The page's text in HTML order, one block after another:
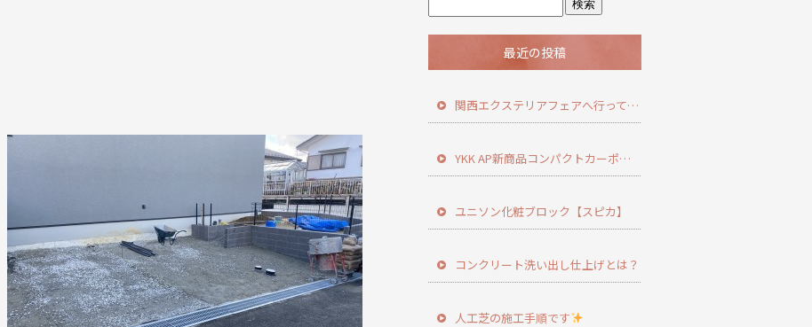
最近の投稿
関西エクステリアフェアへ行ってきました
YKK AP新商品コンパクトカーポート登場！
ユニソン化粧ブロック【スピカ】
コンクリート洗い出し仕上げとは？
人工芝の施工手順です